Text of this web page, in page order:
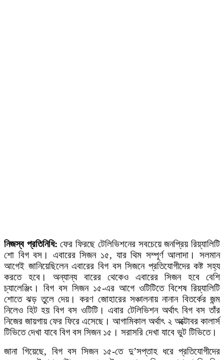
নিজস্ব প্রতিনিধি: ফের ফিরছে টেলিভিশনের সবচেয়ে জনপ্রিয় রিয়্যালিটি
শো বিগ বস। এবারের সিজন ১৫, যার থিম সম্পূর্ণ আলাদা। সলমান
আগেই জানিয়েছিলেন এবারের বিগ বস সিজনে প্রতিযোগীদের কষ্ট সহ্য
করতে হবে। অন্যান্য বারের থেকেও এবারের সিজন হবে বেশি
চ্যালেঞ্জিং। বিগ বস সিজন ১৫-এর আগে ওটিটিতে বিশেষ রিয়্যালিটি
শোতে ঝড় তুলে দেয়। করণ জোহারের সঞ্চালনায় নানান বিতর্কের জন্ম
নিলেও হিট হয় বিগ বস ওটিটি। এবার টেলিভিশন অর্থাৎ বিগ বস তাঁর
নিজের জায়গায় ফের ফিরে এসেছে। আগামিকাল অর্থাৎ ২ অক্টোবর কালার্স
টিভিতে দেখা যাবে বিগ বস সিজন ১৫। সরাসরি দেখা যাবে ভুট টিভিতে।
জানা গিয়েছে, বিগ বস সিজন ১৫-তে দু’সপ্তাহ ধরে প্রতিযোগীদের